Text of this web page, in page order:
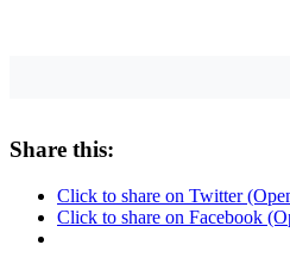
Share this:
Click to share on Twitter
Click to share on Facebook